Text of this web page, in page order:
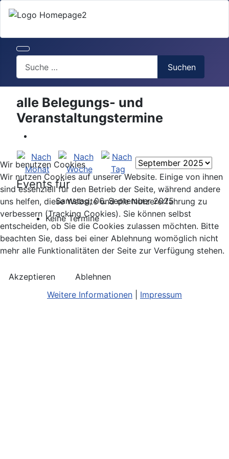
Suchen
alle Belegungs- und
Veranstaltungstermine
Events für
Samstag, 06. September 2025
Keine Termine
Wir benutzen Cookies
Wir nutzen Cookies auf unserer Website. Einige von ihnen
sind essenziell für den Betrieb der Seite, während andere
uns helfen, diese Website und die Nutzererfahrung zu
verbessern (Tracking Cookies). Sie können selbst
entscheiden, ob Sie die Cookies zulassen möchten. Bitte
beachten Sie, dass bei einer Ablehnung womöglich nicht
mehr alle Funktionalitäten der Seite zur Verfügung stehen.
Akzeptieren
Ablehnen
Weitere Informationen
Impressum